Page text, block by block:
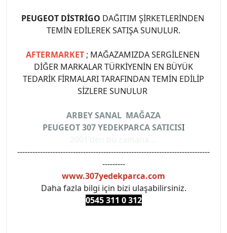
PEUGEOT DİSTRİGO DAĞITIM ŞİRKETLERİNDEN
TEMİN EDİLEREK SATIŞA SUNULUR.
AFTERMARKET ; MAĞAZAMIZDA SERGİLENEN
DİĞER MARKALAR TÜRKİYENİN EN BÜYÜK
TEDARİK FİRMALARI TARAFINDAN TEMİN EDİLİP
SİZLERE SUNULUR
ARBEY SANAL MAĞAZA
PEUGEOT 307 YEDEKPARCA SATICISI
----------------------------------------------------------------------------
---------
www.307yedekparca.com
Daha fazla bilgi için bizi ulaşabilirsiniz.
0545 311 0 312